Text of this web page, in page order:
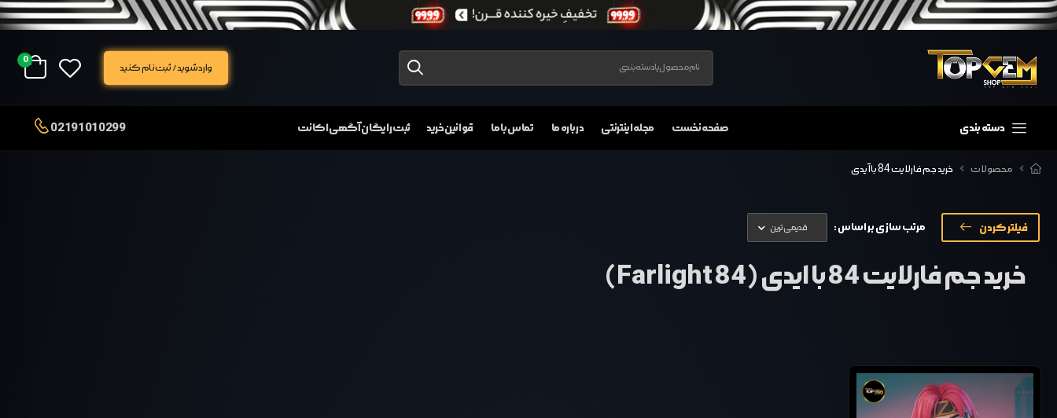
وارد شوید / ثبت نام کنید
0
دسته بندی صفحه نخست مجله اینترنتی درباره ما تماس با ما قوانین خرید ثبت رایگان آگهی اکانت 02191010299
محصولات خرید جم فارلایت 84 با آیدی
فیلتر کردن مرتب سازی بر اساس :
خرید جم فارلایت 84 با ایدی (Farlight 84)